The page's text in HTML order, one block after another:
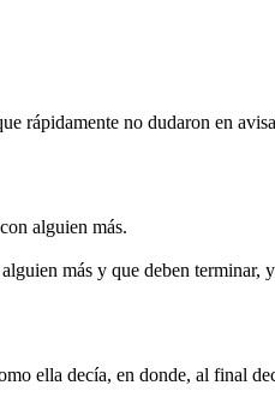
rápidamente no dudaron en
alguien más.
más y que deben terminar,
ella decía, en donde, al final